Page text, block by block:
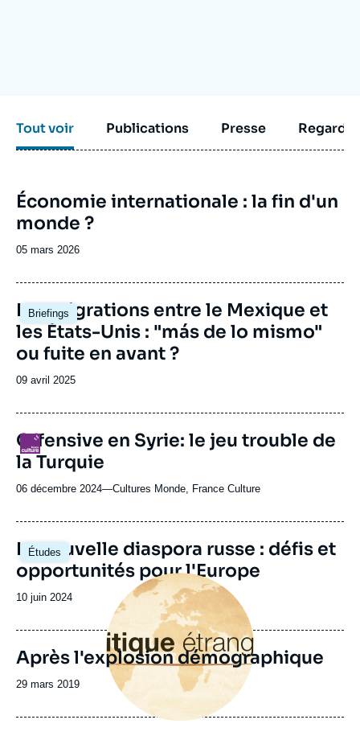
Tout voir Publications Presse
Image
de
couverture
la
Économie internationale : la fin d'un
monde ?
Date
publication
05 mars 2026
Briefings
Image
principale
Les migrations entre le Mexique et
les États-Unis : "más de lo mismo"
ou fuite en avant ?
Date
publication
09 avril 2025
Logo
Offensive en Syrie: le jeu trouble de
la Turquie
06 décembre 2024—Nom
journal,
ou
émission
Cultures Monde, France Culture
Études
Image
principale
La nouvelle diaspora russe : défis et
opportunités pour l'Europe
Date
publication
10 juin 2024
Image
principale
Après l'explosion démographique
Date
publication
29 mars 2019